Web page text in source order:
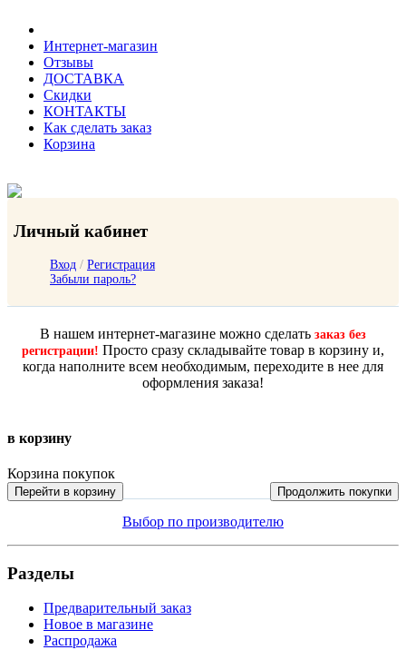
Интернет-магазин
Отзывы
ДОСТАВКА
Скидки
КОНТАКТЫ
Как сделать заказ
Корзина
Личный кабинет
Вход / Регистрация
Забыли пароль?
В нашем интернет-магазине можно сделать заказ без
регистрации! Просто сразу складывайте товар в корзину и,
когда наполните всем необходимым, переходите в нее для
оформления заказа!
в корзину
Корзина покупок
Перейти в корзину Продолжить покупки
Выбор по производителю
Разделы
Предварительный заказ
Новое в магазине
Распродажа